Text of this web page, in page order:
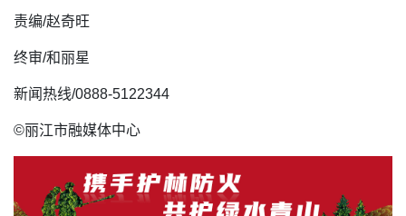
责编/赵奇旺
终审/和丽星
新闻热线/0888-5122344
©丽江市融媒体中心